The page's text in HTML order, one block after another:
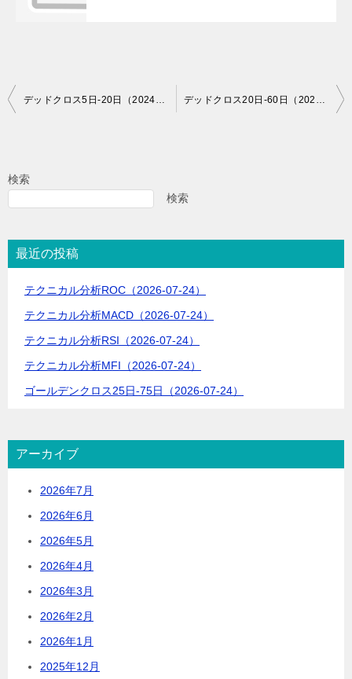
投
ビ
シ
ョ
デッドクロス5日-20日（2024-05-31） デッドクロス20日-60日（2024-05-31）
検索
検索
最近の投稿
テクニカル分析ROC（2026-07-24）
テクニカル分析MACD（2026-07-24）
テクニカル分析RSI（2026-07-24）
テクニカル分析MFI（2026-07-24）
ゴールデンクロス25日-75日（2026-07-24）
アーカイブ
2026年7月
2026年6月
2026年5月
2026年4月
2026年3月
2026年2月
2026年1月
2025年12月